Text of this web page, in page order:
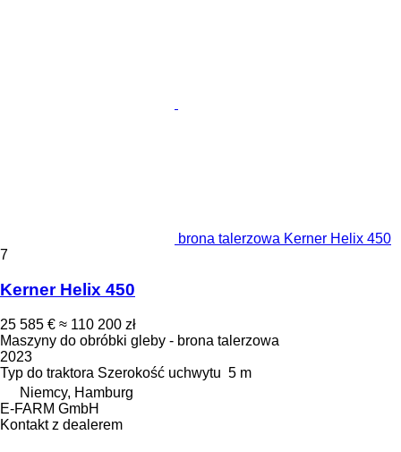
brona talerzowa Kerner Helix 450
7
Kerner Helix 450
25 585 € ≈ 110 200 zł
Maszyny do obróbki gleby - brona talerzowa
2023
Typ do traktora Szerokość uchwytu 5 m
Niemcy, Hamburg
E-FARM GmbH
Kontakt z dealerem